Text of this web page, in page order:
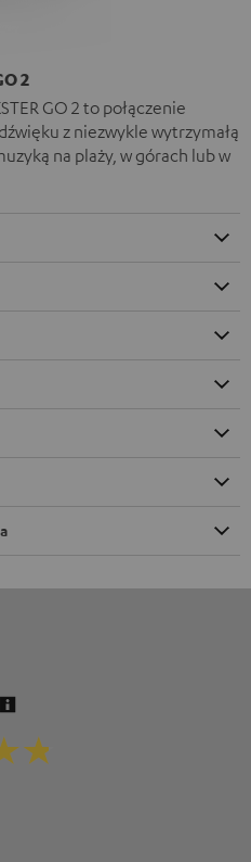
2
GO 2 to połączenie
z niezwykle wytrzymałą
na plaży, w górach lub w